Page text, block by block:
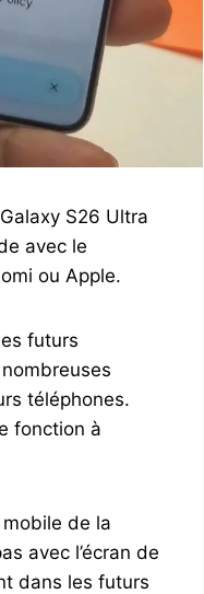
S26 Ultra
avec le
ou Apple.
futurs
téléphones.
fonction à
de la
avec l’écran de
dans les futurs